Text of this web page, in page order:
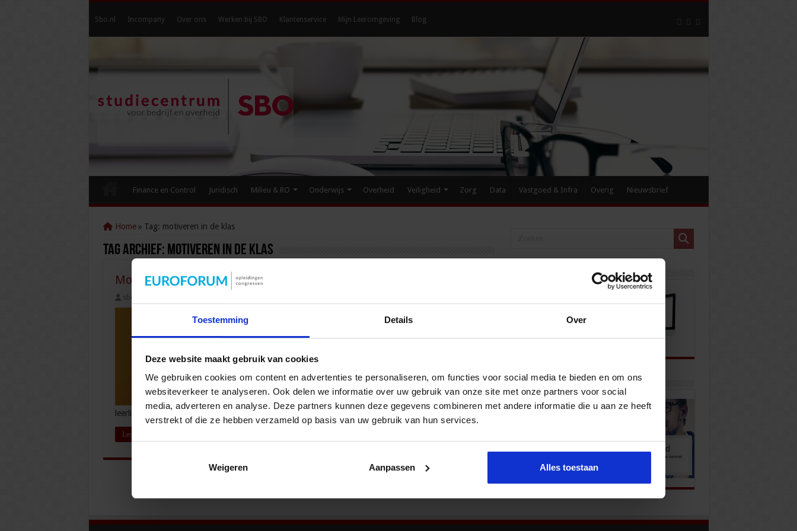
Toestemming Details Over
Deze website maakt gebruik van cookies
We gebruiken cookies om content en advertenties te personaliseren, om functies voor social media te bieden en om ons
websiteverkeer te analyseren. Ook delen we informatie over uw gebruik van onze site met onze partners voor social
media, adverteren en analyse. Deze partners kunnen deze gegevens combineren met andere informatie die u aan ze heeft
verstrekt of die ze hebben verzameld op basis van uw gebruik van hun services.
Weigeren Aanpassen Alles toestaan
Sbo.nl Incompany Over ons Werken bij SBO Klantenservice Mijn Leeromgeving Blog
Finance en Control Juridisch Milieu & RO Onderwijs Overheid Veiligheid Zorg Data Vastgoed & Infra Overig Nieuwsbrief
Home » Tag: motiveren in de klas
Tag Archief: motiveren in de klas
Motiveren vanuit het perspectief van jouw leerlingen
sbo
werken om hen actief bij de les te betrekken?
De sleutel ligt in hun motivatie om te leren.
docenten van het platform eigentijds onderwijs
(Pleion) ontwikkelde Mark Langerwerf, interim
schoolleider en onderwijsadviseur, de Motivatie-
motor. Daarmee werk je samen met jouw
leerlingen aan motivatie. Hoe werkt de Motivatie-motor …
Lees verder »
Bekijk onze opleidingen